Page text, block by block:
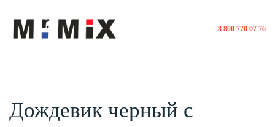
8 800 770 07 76
Дождевик черный с